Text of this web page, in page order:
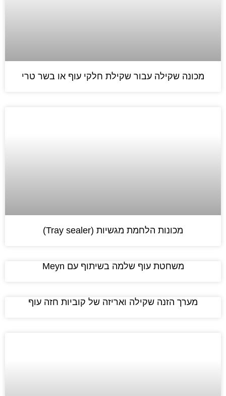
מכונה שקילה עבור שקילת חלקי עוף או בשר טרי
מכונות הלחמת מגשיות (Tray sealer)
משחטת עוף שלמה בשיתוף עם Meyn
מערך הזנה שקילה ואריזה של קוביות חזה עוף